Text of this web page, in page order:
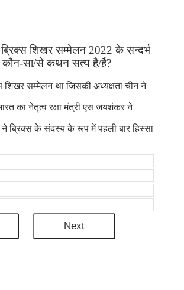
ब्रिक्स शिखर सम्मेलन 2022 के सन्दर्भ
कौन-सा/से कथन सत्य है/हैं?
शिखर सम्मेलन था जिसकी अध्यक्षता चीन ने
का नेतृत्व रक्षा मंत्री एस जयशंकर ने
ने ब्रिक्स के संदस्य के रूप में पहली बार हिस्सा